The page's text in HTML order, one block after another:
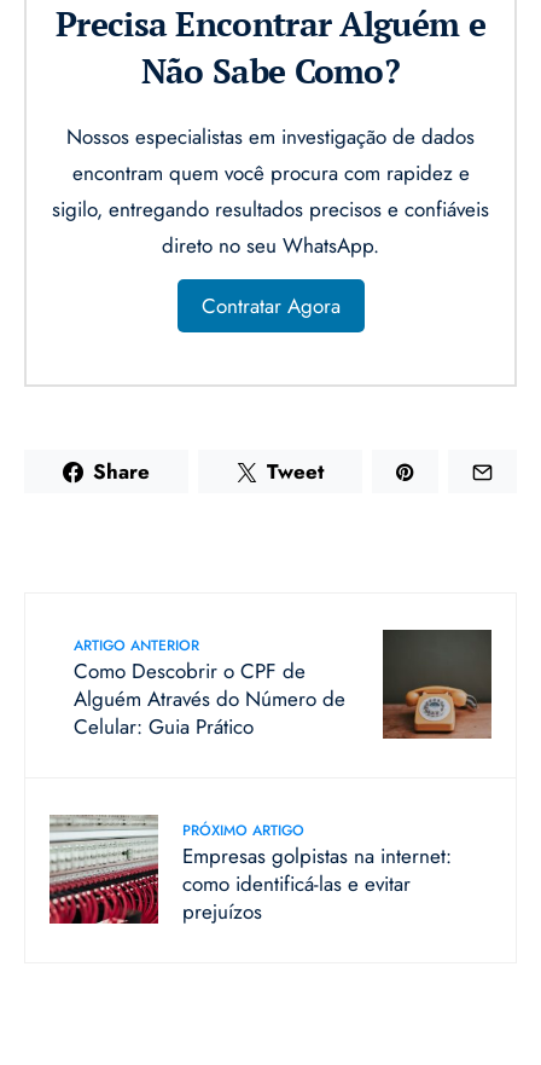
Precisa Encontrar Alguém e
Não Sabe Como?
Nossos especialistas em investigação de dados
encontram quem você procura com rapidez e
sigilo, entregando resultados precisos e confiáveis
direto no seu WhatsApp.
Contratar Agora
Share Tweet
ARTIGO ANTERIOR
Como Descobrir o CPF de
Alguém Através do Número de
Celular: Guia Prático
PRÓXIMO ARTIGO
Empresas golpistas na internet:
como identificá-las e evitar
prejuízos